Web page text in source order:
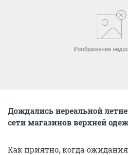
Дождались нереальной
сети магазинов верхней
Как приятно, когда